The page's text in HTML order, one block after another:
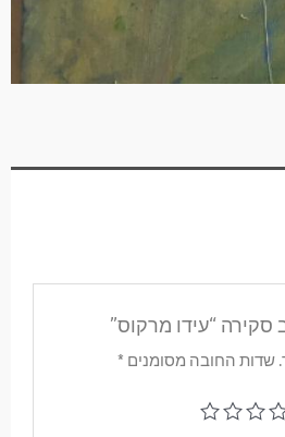
סקירה “עידו מרקוס”
שדות החובה מסומנים*